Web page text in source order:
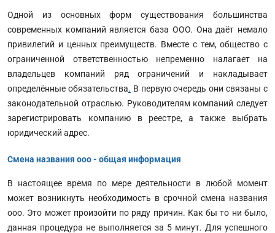
Одной из основных форм существования большинства
современных компаний является база ООО. Она даёт немало
привилегий и ценных преимуществ. Вместе с тем, общество с
ограниченной ответственностью непременно налагает на
владельцев компаний ряд ограничений и накладывает
определённые обязательства. В первую очередь они связаны с
законодательной отраслью. Руководителям компаний следует
зарегистрировать компанию в реестре, а также выбрать
юридический адрес.
Смена названия ооо - общая информация
В настоящее время по мере деятельности в любой момент
может возникнуть необходимость в срочной смена названия
ооо. Это может произойти по ряду причин. Как бы то ни было,
данная процедура не выполняется за 5 минут. Для успешного